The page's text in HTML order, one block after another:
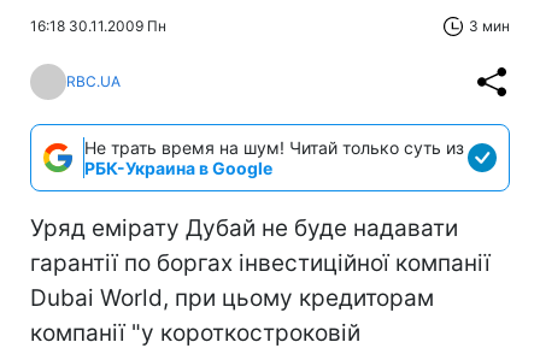
16:18 30.11.2009 Пн 3 мин
RBC.UA
Не трать время на шум! Читай только суть из
РБК-Украина в Google
Уряд емірату Дубай не буде надавати
гарантії по боргах інвестиційної компанії
Dubai World, при цьому кредиторам
компанії "у короткостроковій